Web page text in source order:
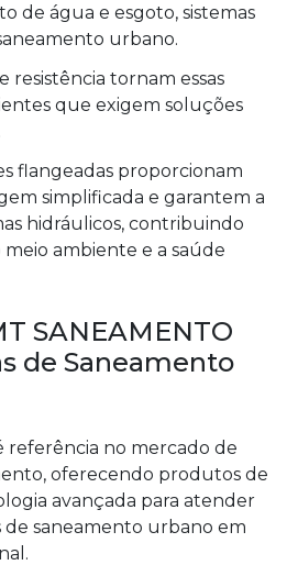
de água e esgoto, sistemas
urbano.
resistência tornam essas
que exigem soluções
flangeadas proporcionam
simplificada e garantem a
hidráulicos, contribuindo
ambiente e a saúde
SANEAMENTO
de Saneamento
referência no mercado de
oferecendo produtos de
avançada para atender
de saneamento urbano em